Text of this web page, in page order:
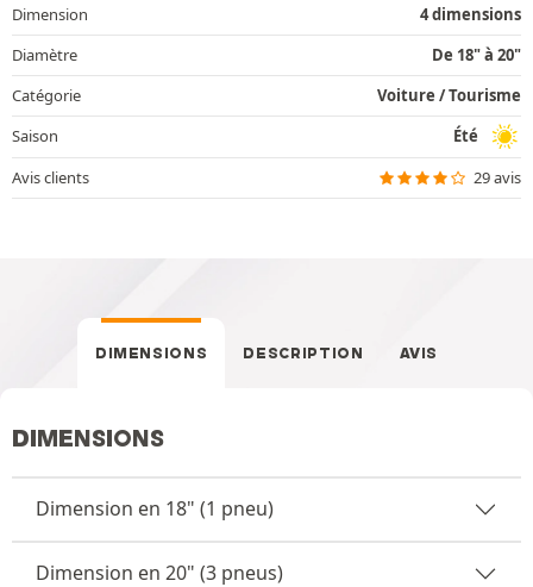
Dimension
4 dimensions
Diamètre
De 18" à 20"
Catégorie
Voiture / Tourisme
Saison
Été
Avis clients
29 avis
DIMENSIONS DESCRIPTION AVIS
DIMENSIONS
Dimension en 18" (1 pneu)
Dimension en 20" (3 pneus)